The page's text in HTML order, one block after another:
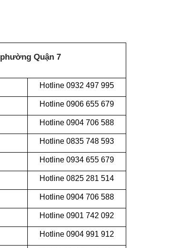
Quận 7
Hotline 0932 497 995
Hotline 0906 655 679
Hotline 0904 706 588
Hotline 0835 748 593
Hotline 0934 655 679
Hotline 0825 281 514
Hotline 0904 706 588
Hotline 0901 742 092
Hotline 0904 991 912